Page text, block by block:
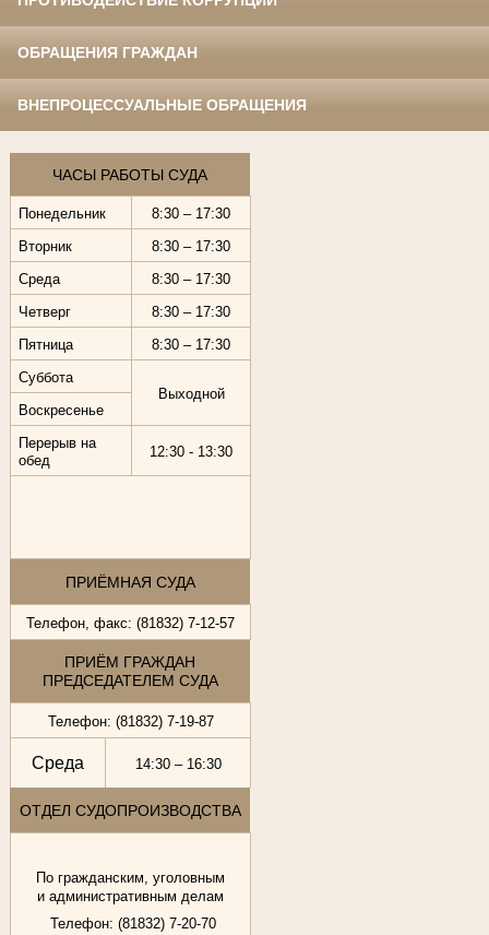
ОБРАЩЕНИЯ ГРАЖДАН
ВНЕПРОЦЕССУАЛЬНЫЕ ОБРАЩЕНИЯ
ЧАСЫ РАБОТЫ СУДА
Понедельник
8:30 – 17:30
Вторник
8:30 – 17:30
Среда
8:30 – 17:30
Четверг
8:30 – 17:30
Пятница
8:30 – 17:30
Суббота
Выходной
Воскресенье
Перерыв на
обед
12:30 - 13:30
ПРИЁМНАЯ СУДА
Телефон, факс: (81832) 7-12-57
ПРИЁМ ГРАЖДАН
ПРЕДСЕДАТЕЛЕМ СУДА
Телефон: (81832) 7-19-87
Среда 14:30 – 16:30
ОТДЕЛ СУДОПРОИЗВОДСТВА
По гражданским, уголовным
и административным делам
Телефон: (81832) 7-20-70